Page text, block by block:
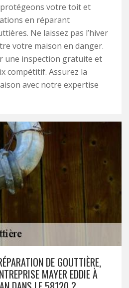
votre toit et
en réparant
Ne laissez pas l’hiver
votre maison en danger.
une inspection gratuite et
compétitif. Assurez la
avec notre expertise
DE GOUTTIÈRE,
MAYER EDDIE À